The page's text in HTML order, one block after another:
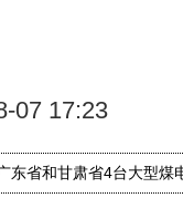
07 17:23
东省和甘肃省4台大型煤